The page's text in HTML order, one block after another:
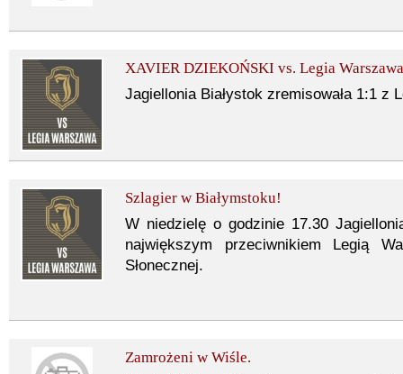
XAVIER DZIEKOŃSKI vs. Legia
Jagiellonia Białystok zremisowała 1:1 z
Szlagier w Białymstoku!
W niedzielę o godzinie 17.30
największym przeciwnikiem Legią
Słonecznej.
Zamrożeni w Wiśle.